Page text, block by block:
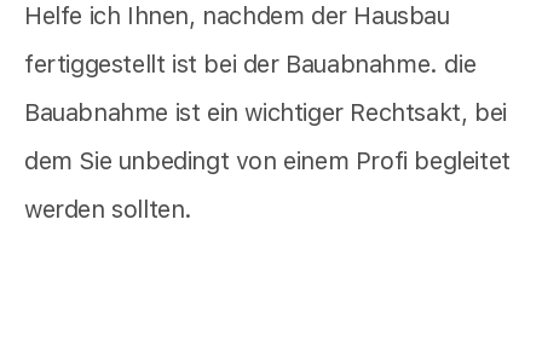
Helfe ich Ihnen, nachdem der Hausbau
fertiggestellt ist bei der Bauabnahme. die
Bauabnahme ist ein wichtiger Rechtsakt, bei
dem Sie unbedingt von einem Profi begleitet
werden sollten.